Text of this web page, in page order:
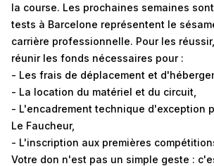
la course. Les prochaines semaines
tests à Barcelone représentent le
carrière professionnelle. Pour les
réunir les fonds nécessaires pour :
- Les frais de déplacement et
- La location du matériel et du circuit,
- L'encadrement technique d'exception
Le Faucheur,
- L'inscription aux premières
Votre don n'est pas un simple geste :